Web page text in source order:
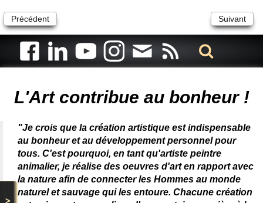
>
Précédent Suivant
L'Art contribue au bonheur !
"Je crois que la création artistique est indispensable
au bonheur et au développement personnel pour
tous. C'est pourquoi, en tant qu'artiste peintre
animalier, je réalise des oeuvres d'art en rapport avec
la nature afin de connecter les Hommes au monde
naturel et sauvage qui les entoure. Chacune création